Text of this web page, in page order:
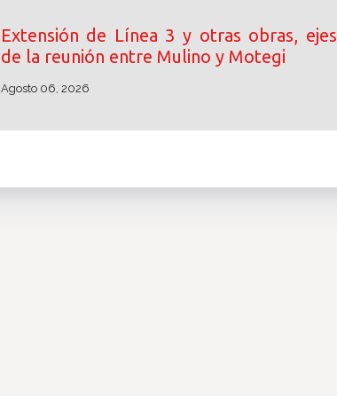
Extensión de Línea 3 y otras obras, ejes
de la reunión entre Mulino y Motegi
Agosto 06, 2026